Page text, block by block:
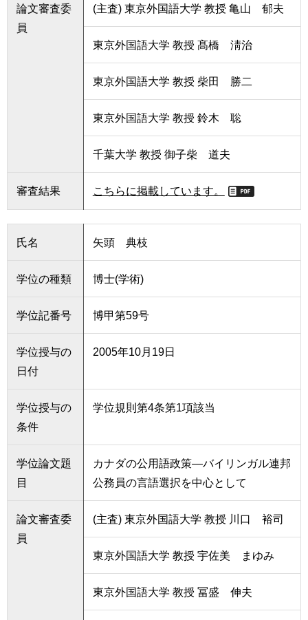
論文審査委
員
(主査) 東京外国語大学 教授 亀山 郁夫
東京外国語大学 教授 髙橋 淸治
東京外国語大学 教授 柴田 勝二
東京外国語大学 教授 鈴木 聡
千葉大学 教授 御子柴 道夫
審査結果 こちらに掲載しています。
氏名 矢頭 典枝
学位の種類 博士(学術)
学位記番号 博甲第59号
学位授与の
日付
2005年10月19日
学位授与の
条件
学位規則第4条第1項該当
学位論文題
目
カナダの公用語政策―バイリンガル連邦
公務員の言語選択を中心として
論文審査委
員
(主査) 東京外国語大学 教授 川口 裕司
東京外国語大学 教授 宇佐美 まゆみ
東京外国語大学 教授 冨盛 伸夫